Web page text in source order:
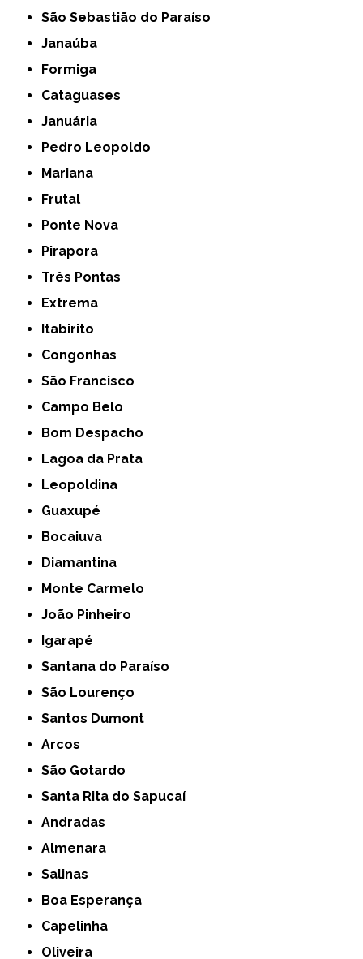
São Sebastião do Paraíso
Janaúba
Formiga
Cataguases
Januária
Pedro Leopoldo
Mariana
Frutal
Ponte Nova
Pirapora
Três Pontas
Extrema
Itabirito
Congonhas
São Francisco
Campo Belo
Bom Despacho
Lagoa da Prata
Leopoldina
Guaxupé
Bocaiuva
Diamantina
Monte Carmelo
João Pinheiro
Igarapé
Santana do Paraíso
São Lourenço
Santos Dumont
Arcos
São Gotardo
Santa Rita do Sapucaí
Andradas
Almenara
Salinas
Boa Esperança
Capelinha
Oliveira